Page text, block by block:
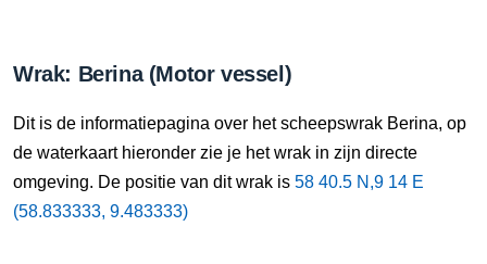
Wrak: Berina (Motor vessel)
Dit is de informatiepagina over het scheepswrak Berina, op
de waterkaart hieronder zie je het wrak in zijn directe
omgeving. De positie van dit wrak is 58 40.5 N,9 14 E
(58.833333, 9.483333)